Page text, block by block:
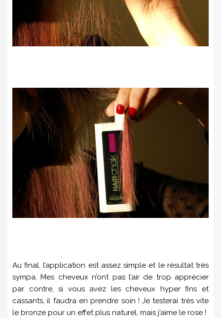
Au final, l’application est assez simple et le résultat très
sympa. Mes cheveux n’ont pas l’air de trop apprécier
par contre, si vous avez les cheveux hyper fins et
cassants, il faudra en prendre soin ! Je testerai très vite
le bronze pour un effet plus naturel, mais j’aime le rose !